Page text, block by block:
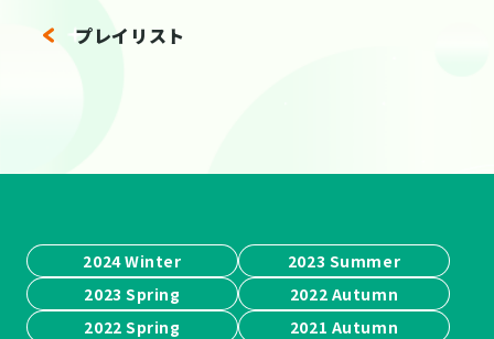
プレイリスト
2024 Winter
2023 Summer
2023 Spring
2022 Autumn
2022 Spring
2021 Autumn